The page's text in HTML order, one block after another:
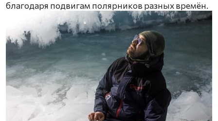
благодаря подвигам полярников разных времён.